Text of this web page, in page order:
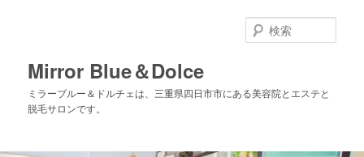
Mirror Blue＆Dolce
ミラーブルー＆ドルチェは、三重県四日市市にある美容院とエステと
脱毛サロンです。
索